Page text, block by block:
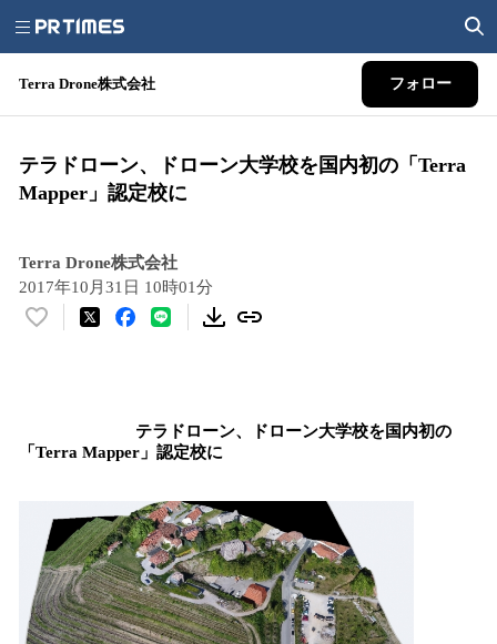
Terra Drone株式会社 フォロー
テラドローン、ドローン大学校を国内初の「Terra
Mapper」認定校に
Terra Drone株式会社
2017年10月31日 10時01分
い
を
み
中
で
す
テラドローン、ドローン大学校を国内初の
「 Terra Mapper 」認定校に